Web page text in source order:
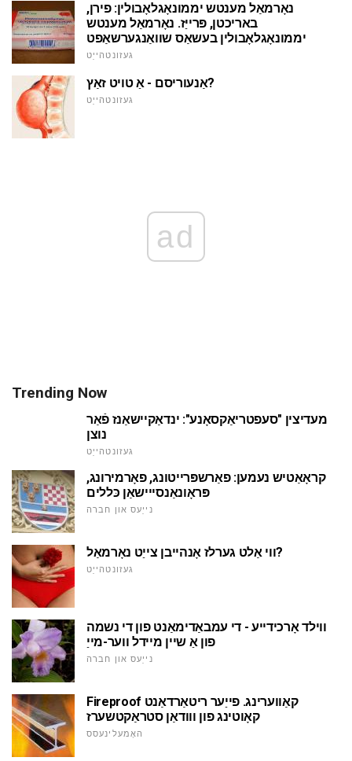
נאָרמאַל מענטש יממונאָגלאָבולין: פירן,
באריכטן, פּרייַז. נאָרמאַל מענטש
יממונאָגלאָבולין בעשאַס שוואַנגערשאַפט
געזונטהייַט
אַנעוריסם - אַ טויט זאַץ?
געזונטהייַט
ad
Trending Now
מעדיצין "סעפטריאַקסאָנע": ינדאַקיישאַנז פֿאַר
נוצן
געזונטהייַט
קראָאַטיש נעמען: פאַרשפּרייטונג, פאָרמירונג,
פּראָונאַנסייישאַן כּללים
נייַעס און חברה
ווי אַלט גערלז אָנהייבן צייַט נאָרמאַל?
געזונטהייַט
ווילד אָרכידייע - די עמבאַדימאַנט פון די נשמה
פון אַ שיין מיידל ווער-מייַ
נייַעס און חברה
Fireproof קאַווערינג. פייַער ריטאַרדאַנט
קאָוטינג פון ווודאַן סטראַקטשערז
האָמעלינעסס